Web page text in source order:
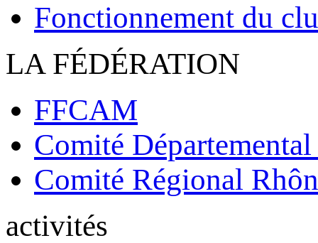
Fonctionnement du
LA FÉDÉRATION
FFCAM
Comité
Comité Régional
activités